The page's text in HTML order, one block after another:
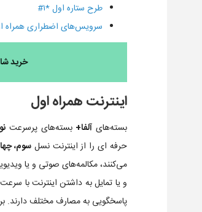
طرح ستاره اول *۱#
سرویس‌های اضطراری همراه
خرید
اینترنت همراه اول
بسته‌های آلفا+ بسته‌های پرسرعت
حرفه ای را از اینترنت نسلسوم،
می‌کنند، مکالمه‌های صوتی و یا
و یا تمایل به داشتن اینترنت با
پاسخگویی به مصارف مختلف دارند.